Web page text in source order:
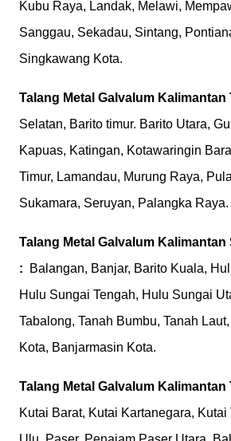
Kubu Raya, Landak, Melawi,
Sanggau, Sekadau, Sintang,
Singkawang Kota.
Talang Metal Galvalum Kalimantan
Selatan, Barito timur. Barito Utara,
Kapuas, Katingan, Kotawaringin
Timur, Lamandau, Murung Raya,
Sukamara, Seruyan, Palangka Raya.
Talang Metal Galvalum Kalimantan
:
Balangan, Banjar, Barito Kuala,
Hulu Sungai Tengah, Hulu Sungai
Tabalong, Tanah Bumbu, Tanah
Kota, Banjarmasin Kota.
Talang Metal Galvalum Kalimantan
Kutai Barat, Kutai Kartanegara, Kutai